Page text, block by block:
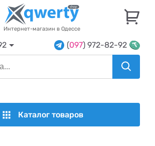
Интернет-магазин в Одессе
(097) 972-82-92
Каталог товаров